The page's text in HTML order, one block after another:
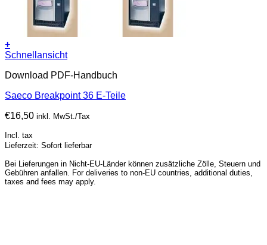
+
Schnellansicht
Download PDF-Handbuch
Saeco Breakpoint 36 E-Teile
€16,50 inkl. MwSt./Tax
Incl. tax
Lieferzeit: Sofort lieferbar
Bei Lieferungen in Nicht-EU-Länder können zusätzliche Zölle, Steuern und
Gebühren anfallen. For deliveries to non-EU countries, additional duties,
taxes and fees may apply.